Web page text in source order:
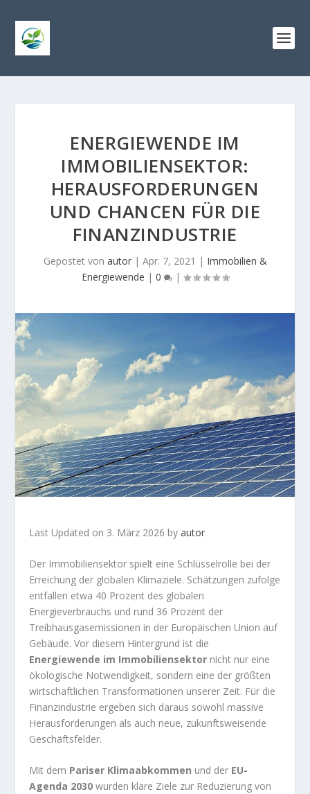
ENERGIEWENDE IM
IMMOBILIENSEKTOR:
HERAUSFORDERUNGEN
UND CHANCEN FÜR DIE
FINANZINDUSTRIE
Gepostet von autor| Apr. 7, 2021 | Immobilien &
Energiewende | 0 |
Last Updated on 3. März 2026 byautor
Der Immobiliensektor spielt eine Schlüsselrolle bei der
Erreichung der globalen Klimaziele. Schätzungen zufolge
entfallen etwa 40 Prozent des globalen
Energieverbrauchs und rund 36 Prozent der
Treibhausgasemissionen in der Europäischen Union auf
Gebäude. Vor diesem Hintergrund ist die
Energiewende im Immobiliensektor nicht nur eine
ökologische Notwendigkeit, sondern eine der größten
wirtschaftlichen Transformationen unserer Zeit. Für die
Finanzindustrie ergeben sich daraus sowohl massive
Herausforderungen als auch neue, zukunftsweisende
Geschäftsfelder.
Mit dem Pariser Klimaabkommen und der EU-
Agenda 2030 wurden klare Ziele zur Reduzierung von